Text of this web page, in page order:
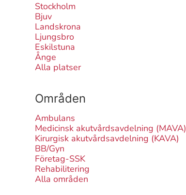
Stockholm
Bjuv
Landskrona
Ljungsbro
Eskilstuna
Ånge
Alla platser
Områden
Ambulans
Medicinsk akutvårdsavdelning (MAVA)
Kirurgisk akutvårdsavdelning (KAVA)
BB/Gyn
Företag-SSK
Rehabilitering
Alla områden